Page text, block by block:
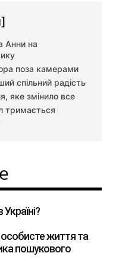
Анни на
поза камерами
спільний радість
яке змінило все
тримається
особисте життя та
пошукового